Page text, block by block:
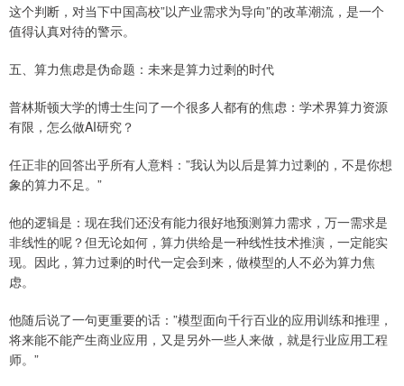
这个判断，对当下中国高校”以产业需求为导向”的改革潮流，是一个
值得认真对待的警示。
五、算力焦虑是伪命题：未来是算力过剩的时代
普林斯顿大学的博士生问了一个很多人都有的焦虑：学术界算力资源
有限，怎么做AI研究？
任正非的回答出乎所有人意料：”我认为以后是算力过剩的，不是你想
象的算力不足。”
他的逻辑是：现在我们还没有能力很好地预测算力需求，万一需求是
非线性的呢？但无论如何，算力供给是一种线性技术推演，一定能实
现。因此，算力过剩的时代一定会到来，做模型的人不必为算力焦
虑。
他随后说了一句更重要的话：”模型面向千行百业的应用训练和推理，
将来能不能产生商业应用，又是另外一些人来做，就是行业应用工程
师。”